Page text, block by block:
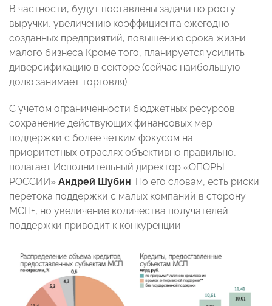
В частности, будут поставлены задачи по росту
выручки, увеличению коэффициента ежегодно
созданных предприятий, повышению срока жизни
малого бизнеса Кроме того, планируется усилить
диверсификацию в секторе (сейчас наибольшую
долю занимает торговля).
С учетом ограниченности бюджетных ресурсов
сохранение действующих финансовых мер
поддержки с более четким фокусом на
приоритетных отраслях объективно правильно,
полагает Исполнительный директор «ОПОРЫ
РОССИИ» Андрей Шубин. По его словам, есть риски
перетока поддержки с малых компаний в сторону
МСП+, но увеличение количества получателей
поддержки приводит к конкуренции.